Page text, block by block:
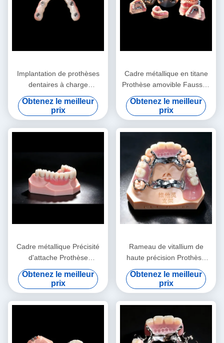
Implantation de prothèses
dentaires à charge
immédiate
Obtenez le meilleur
prix
Cadre métallique en titane
Prothèse amovible Fausses
dents sur mesure
Obtenez le meilleur
prix
Cadre métallique Précisité
d'attache Prothèse
surdentée Prothèse dentaire
amovible
Obtenez le meilleur
prix
Rameau de vitallium de
haute précision Prothèse
dentaire amovible de classe
2
Obtenez le meilleur
prix